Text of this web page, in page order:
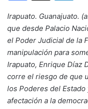
Irapuato. Guanajuato.
que desde Palacio
el Poder Judicial de la
manipulación para
Irapuato, Enrique Díaz
corre el riesgo de que
los Poderes del
afectación a la